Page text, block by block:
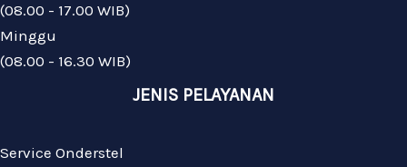
(08.00 - 17.00 WIB)
Minggu
(08.00 - 16.30 WIB)
JENIS PELAYANAN
Service Onderstel